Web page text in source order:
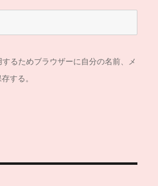
るためブラウザーに自分の名前、メ
する。